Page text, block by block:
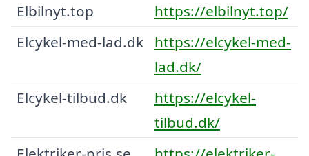
Elbilnyt.top
https://elbilnyt.top/
Elcykel-med-lad.dk
https://elcykel-med-
lad.dk/
Elcykel-tilbud.dk
https://elcykel-
tilbud.dk/